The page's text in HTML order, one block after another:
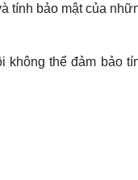
tính bảo mật của
không thể đảm bảo